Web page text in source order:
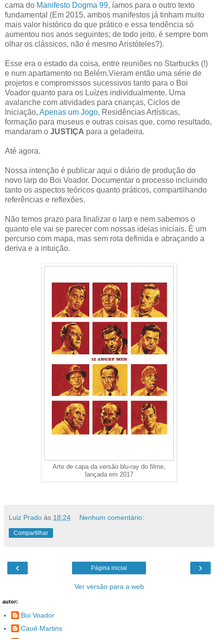
cama do Manifesto Dogma 99, íamos para o outro texto
fundamental (Em 2015, ambos manifestos já tinham muito
mais valor histórico do que prático e essa tendência só
aumentou nos anos seguintes; de todo jeito, é sempre bom
olhar os clássicos, não é mesmo Aristóteles?).
Esse era o estado da coisa, entre reuniões no Starbucks (!)
e num apartamento no Belém.Vieram então uma série de
projetos e compromissos sucessivos tanto para o Boi
Voador quanto para os Luízes individualmente. Uma
avalanche com atividades para crianças, Ciclos de
Iniciação, Apenas um Jogo, Residências Artísticas,
formação para museus e outras coisas que, como resultado,
mandaram o JUSTIÇA para a geladeira.
Até agora.
Nossa intenção é publicar aqui o diário de produção do
novo larp do Boi Voador. Documentar o processo incluindo
tanto os aspectos teóricos quanto práticos, compartilhando
referências e reflexões.
Não temos prazo para finalizar o larp e nem sabemos o
quanto ele vai se parecer com nossas ideias iniciais. É um
percurso com mapa, mas sem rota definida e abraçando a
deriva e a intuição.
Arte de capa da versão blu-ray do filme,
lançada em 2017
Luiz Prado às 18:24 Nenhum comentário:
Compartilhar
‹ ›
Página inicial
Ver versão para a web
autor:
Boi Voador
Cauê Martins